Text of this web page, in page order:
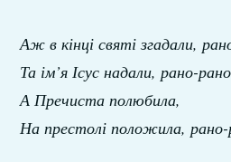
Аж в кінці святі згадали,
Та ім’я Ісус надали, рано-
А Пречиста полюбила,
На престолі положила,